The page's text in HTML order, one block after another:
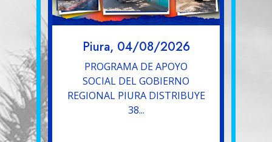
Piura, 04/08/2026
PROGRAMA DE APOYO
SOCIAL DEL GOBIERNO
REGIONAL PIURA DISTRIBUYE
38...